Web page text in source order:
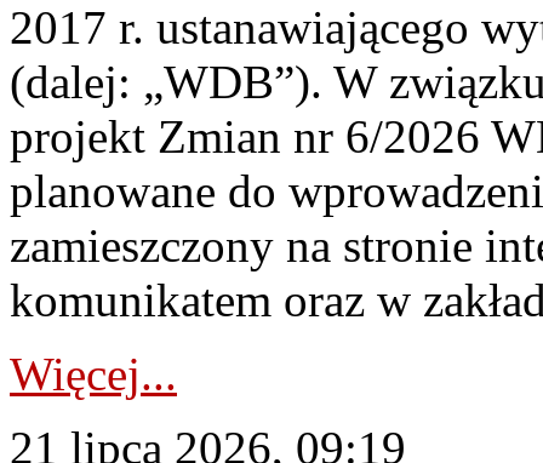
2017 r. ustanawiającego
(dalej: „WDB”). W
projekt Zmian nr 6/2026
planowane do
zamieszczony na stronie
komunikatem oraz w
Więcej...
21 lipca 2026, 09:19